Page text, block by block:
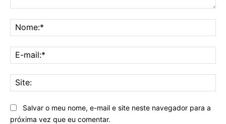
Salvar o meu nome, e-mail e site neste navegador para a
próxima vez que eu comentar.